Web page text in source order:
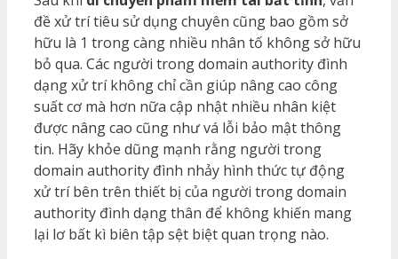
đề xử trí tiêu sử dụng chuyên cũng bao gồm sở
hữu là 1 trong càng nhiều nhân tố không sở hữu
bỏ qua. Các người trong domain authority đình
dạng xử trí không chỉ cần giúp nâng cao công
suất cơ mà hơn nữa cập nhật nhiều nhân kiệt
được nâng cao cũng như vá lỗi bảo mật thông
tin. Hãy khỏe dũng mạnh rằng người trong
domain authority đình nhảy hình thức tự động
xử trí bên trên thiết bị của người trong domain
authority đình dạng thân để không khiến mang
lại lơ bất kì biên tập sệt biệt quan trọng nào.